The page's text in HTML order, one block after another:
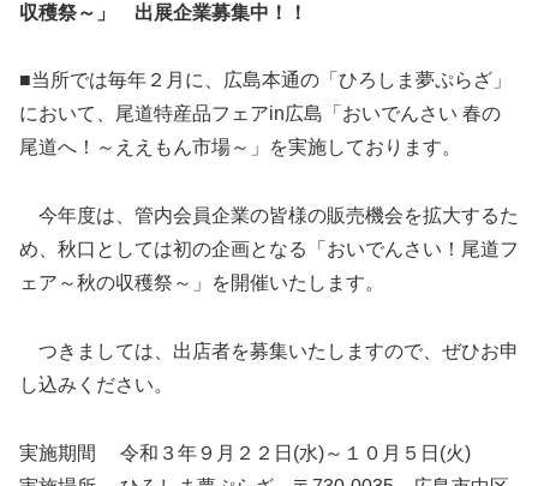
収穫祭～」 出展企業募集中！！
■当所では毎年２月に、広島本通の「ひろしま夢ぷらざ」
において、尾道特産品フェアin広島「おいでんさい 春の
尾道へ！～ええもん市場～」を実施しております。
今年度は、管内会員企業の皆様の販売機会を拡大するた
め、秋口としては初の企画となる「おいでんさい！尾道フ
ェア～秋の収穫祭～」を開催いたします。
つきましては、出店者を募集いたしますので、ぜひお申
し込みください。
実施期間 令和３年９月２２日(水)～１０月５日(火)